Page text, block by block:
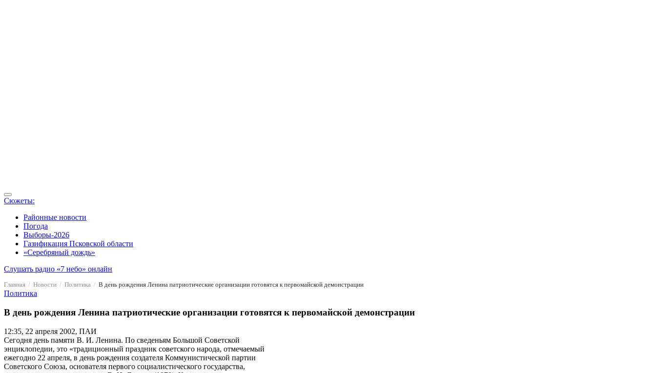
Сюжеты:
Районные новости
Погода
Выборы-2026
Газификация Псковской области
«Серебряный дождь»
Слушать радио «7 небо» онлайн
Главная Новости Политика В день рождения Ленина патриотические организации готовятся к первомайской демонстрации
Политика
В день рождения Ленина патриотические организации готовятся к первомайской демонстрации
12:35, 22 апреля 2002, ПАИ
Сегодня день памяти В. И. Ленина. По сведеньям Большой Советской
энциклопедии, это «традиционный праздник советского народа, отмечаемый
ежегодно 22 апреля, в день рождения создателя Коммунистической партии
Советского Союза, основателя первого социалистического государства,